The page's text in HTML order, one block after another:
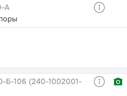
А
Б-106 (240-1002001-